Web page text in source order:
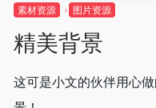
素材资源 图片资源
精美背景
这可是小文的伙伴用心